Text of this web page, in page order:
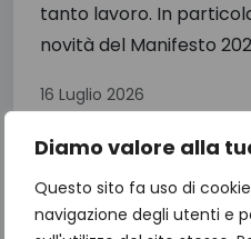
Diamo valore alla
Questo sito fa uso di
navigazione degli utenti e
tanto lavoro. In
novità del Manifesto
16 Luglio 2026